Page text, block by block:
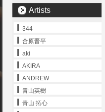
Artists
344
合原晋平
aki
AKIRA
ANDREW
青山英樹
青山 拓心